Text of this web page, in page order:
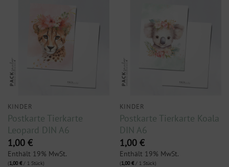
KINDER
Postkarte Tierkarte
Leopard DIN A6
1,00 €
Enthält 19% MwSt.
(1,00€/ 1 Stück)
KINDER
Postkarte Tierkarte Koala
DIN A6
1,00 €
Enthält 19% MwSt.
(1,00€/ 1 Stück)